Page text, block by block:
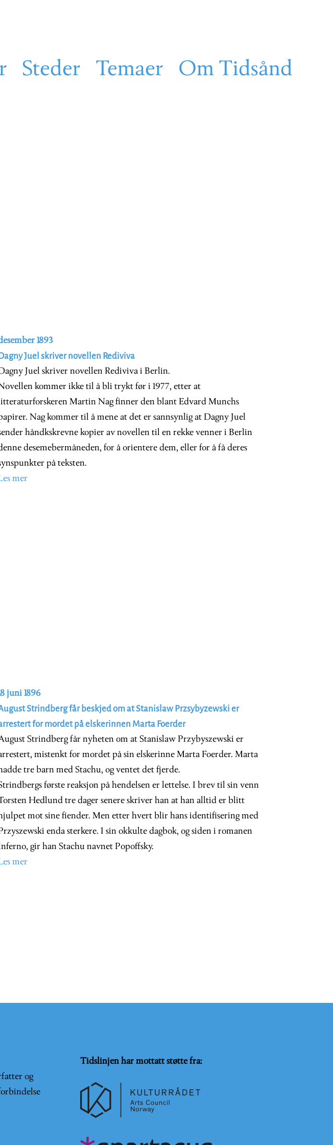
Steder Temaer Om Tidsånd
1893
Juel skriver novellen Rediviva
Juel skriver novellen Rediviva i Berlin.
kommer ikke til å bli trykt før i 1977, etter at
Martin Nag finner den blant Edvard Munchs
Nag kommer til å mene at det er sannsynlig at Dagny Juel
håndkskrevne kopier av novellen til en rekke venner i Berlin
desemebermåneden, for å orientere dem, eller for å få deres
på teksten.
mer
juni 1896
Strindberg får beskjed om at Stanislaw Przsybyzewski er
for mordet på elskerinnen Marta Foerder
Strindberg får nyheten om at Stanislaw Przybyszewski er
mistenkt for mordet på sin elskerinne Marta Foerder. Marta
tre barn med Stachu, og ventet det fjerde.
første reaksjon på hendelsen er lettelse. I brev til sin venn
Hedlund tre dager senere skriver han at han alltid er blitt
mot sine fiender. Men etter hvert blir hans identifisering med
enda sterkere. I sin okkulte dagbok, og siden i romanen
gir han Stachu navnet Popoffsky.
mer
og
Tidslinjen har mottatt støtte fra: